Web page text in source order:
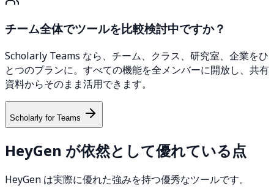
チーム全体でツールを比較検討中ですか？
Scholarly Teams なら、チーム、クラス、研究室、企業をひ
とつのプランに。すべての機能を全メンバーに開放し、共有
資料からそのまま活用できます。
Scholarly for Teams
HeyGen が依然として優れている点
HeyGen は実際に優れた強みを持つ優秀なツールです。